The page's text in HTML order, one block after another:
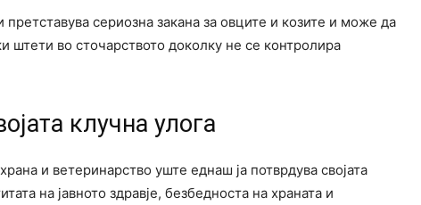
сериозна закана за овците и козите и може да
штети во сточарството доколку не се контролира
клучна улога
и ветеринарство уште еднаш ја потврдува својата
на јавното здравје, безбедноста на храната и